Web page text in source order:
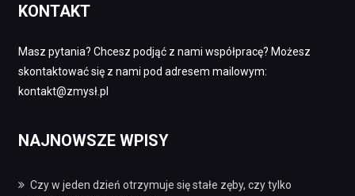
KONTAKT
Masz pytania? Chcesz podjąć z nami współpracę? Możesz
skontaktować się z nami pod adresem mailowym:
kontakt@zmysł.pl
NAJNOWSZE WPISY
Czy w jeden dzień otrzymuje się stałe zęby, czy tylko